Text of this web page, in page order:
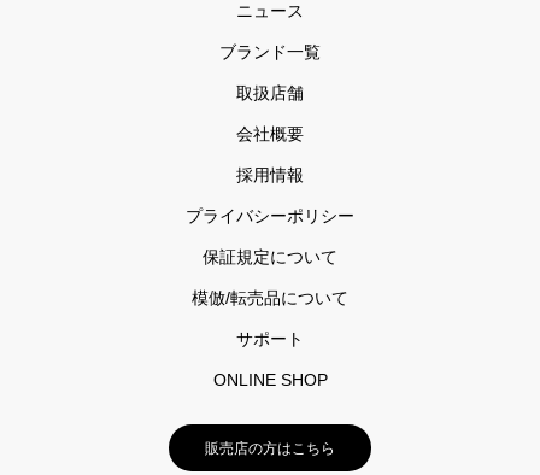
ニュース
ブランド一覧
取扱店舗
会社概要
採用情報
プライバシーポリシー
保証規定について
模倣/転売品について
サポート
ONLINE SHOP
販売店の方はこちら